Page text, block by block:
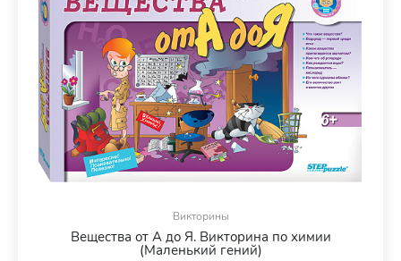
Викторины
Вещества от А до Я. Викторина по химии
(Маленький гений)